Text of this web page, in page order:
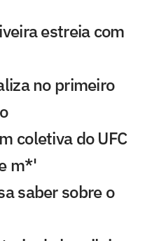
estreia com
no primeiro
coletiva do UFC
m*'
saber sobre o